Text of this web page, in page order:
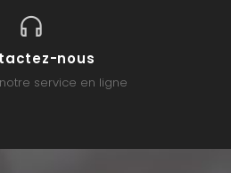
nous
service en ligne